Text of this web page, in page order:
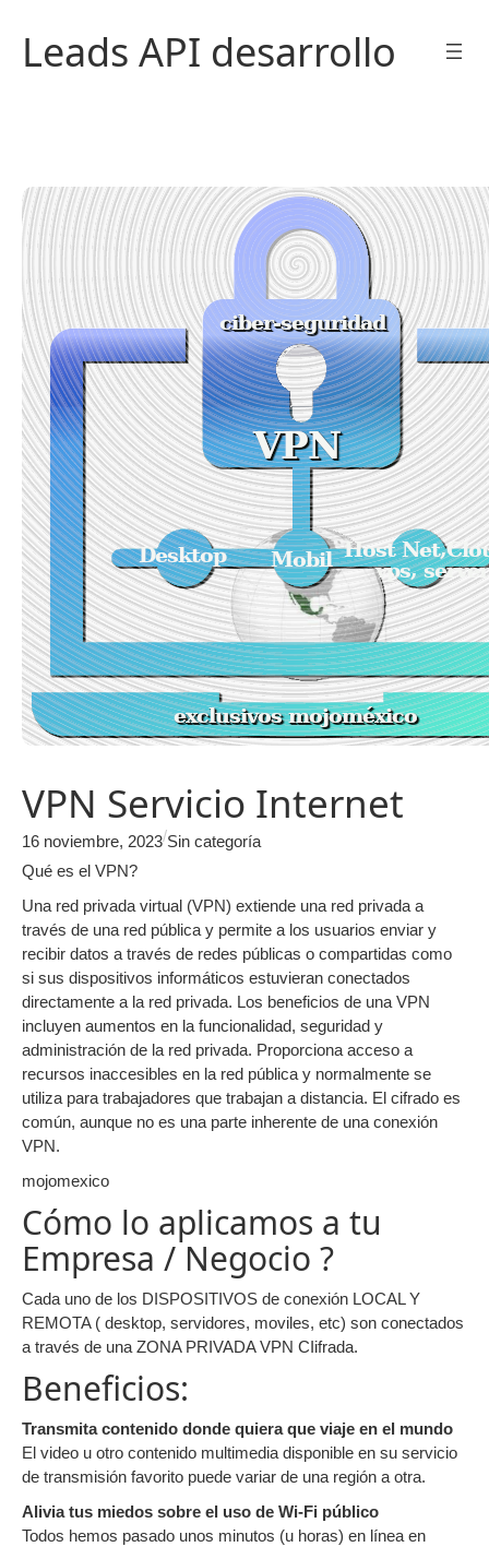
contenido
Leads API desarrollo
VPN Servicio Internet
16 noviembre, 2023/Sin categoría
Qué es el VPN?
Una red privada virtual (VPN) extiende una red privada a
través de una red pública y permite a los usuarios enviar y
recibir datos a través de redes públicas o compartidas como
si sus dispositivos informáticos estuvieran conectados
directamente a la red privada. Los beneficios de una VPN
incluyen aumentos en la funcionalidad, seguridad y
administración de la red privada. Proporciona acceso a
recursos inaccesibles en la red pública y normalmente se
utiliza para trabajadores que trabajan a distancia. El cifrado es
común, aunque no es una parte inherente de una conexión
VPN.
mojomexico
Cómo lo aplicamos a tu
Empresa / Negocio ?
Cada uno de los DISPOSITIVOS de conexión LOCAL Y
REMOTA ( desktop, servidores, moviles, etc) son conectados
a través de una ZONA PRIVADA VPN CIifrada.
Beneficios:
Transmita contenido donde quiera que viaje en el mundo
El video u otro contenido multimedia disponible en su servicio
de transmisión favorito puede variar de una región a otra.
Alivia tus miedos sobre el uso de Wi-Fi público
Todos hemos pasado unos minutos (u horas) en línea en